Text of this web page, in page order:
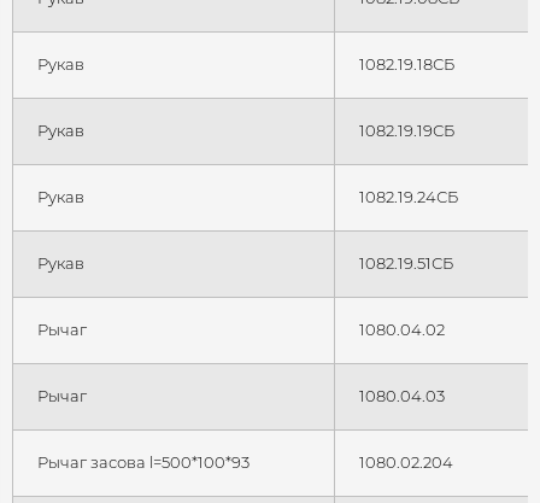
Рукав 1082.19.18СБ
Рукав 1082.19.19СБ
Рукав 1082.19.24СБ
Рукав 1082.19.51СБ
Рычаг 1080.04.02
Рычаг 1080.04.03
Рычаг засова l=500*100*93 1080.02.204